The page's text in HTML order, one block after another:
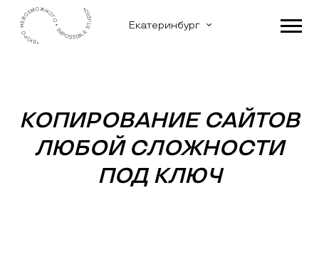
Екатеринбург
КОПИРОВАНИЕ САЙТОВ
ЛЮБОЙ СЛОЖНОСТИ
ПОД КЛЮЧ